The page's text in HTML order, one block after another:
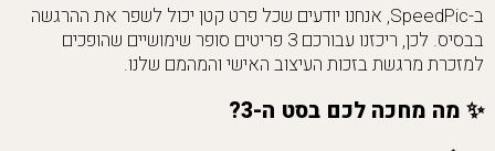
ב-SpeedPic, אנחנו יודעים שכל פרט קטן יכול לשפר את ההרגשה
בבסיס. לכן, ריכזנו עבורכם 3 פריטים סופר שימושיים שהופכים
למזכרת מרגשת בזכות העיצוב האישי והמהמם שלנו.
✨ מה מחכה לכם בסט ה-3?